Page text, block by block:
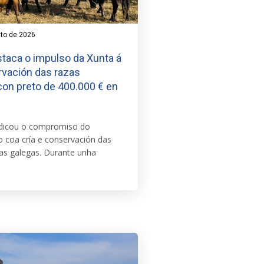
de 2026
o impulso da Xunta á
das razas
preto de 400.000 € en
o compromiso do
coa cría e conservación das
galegas. Durante unha